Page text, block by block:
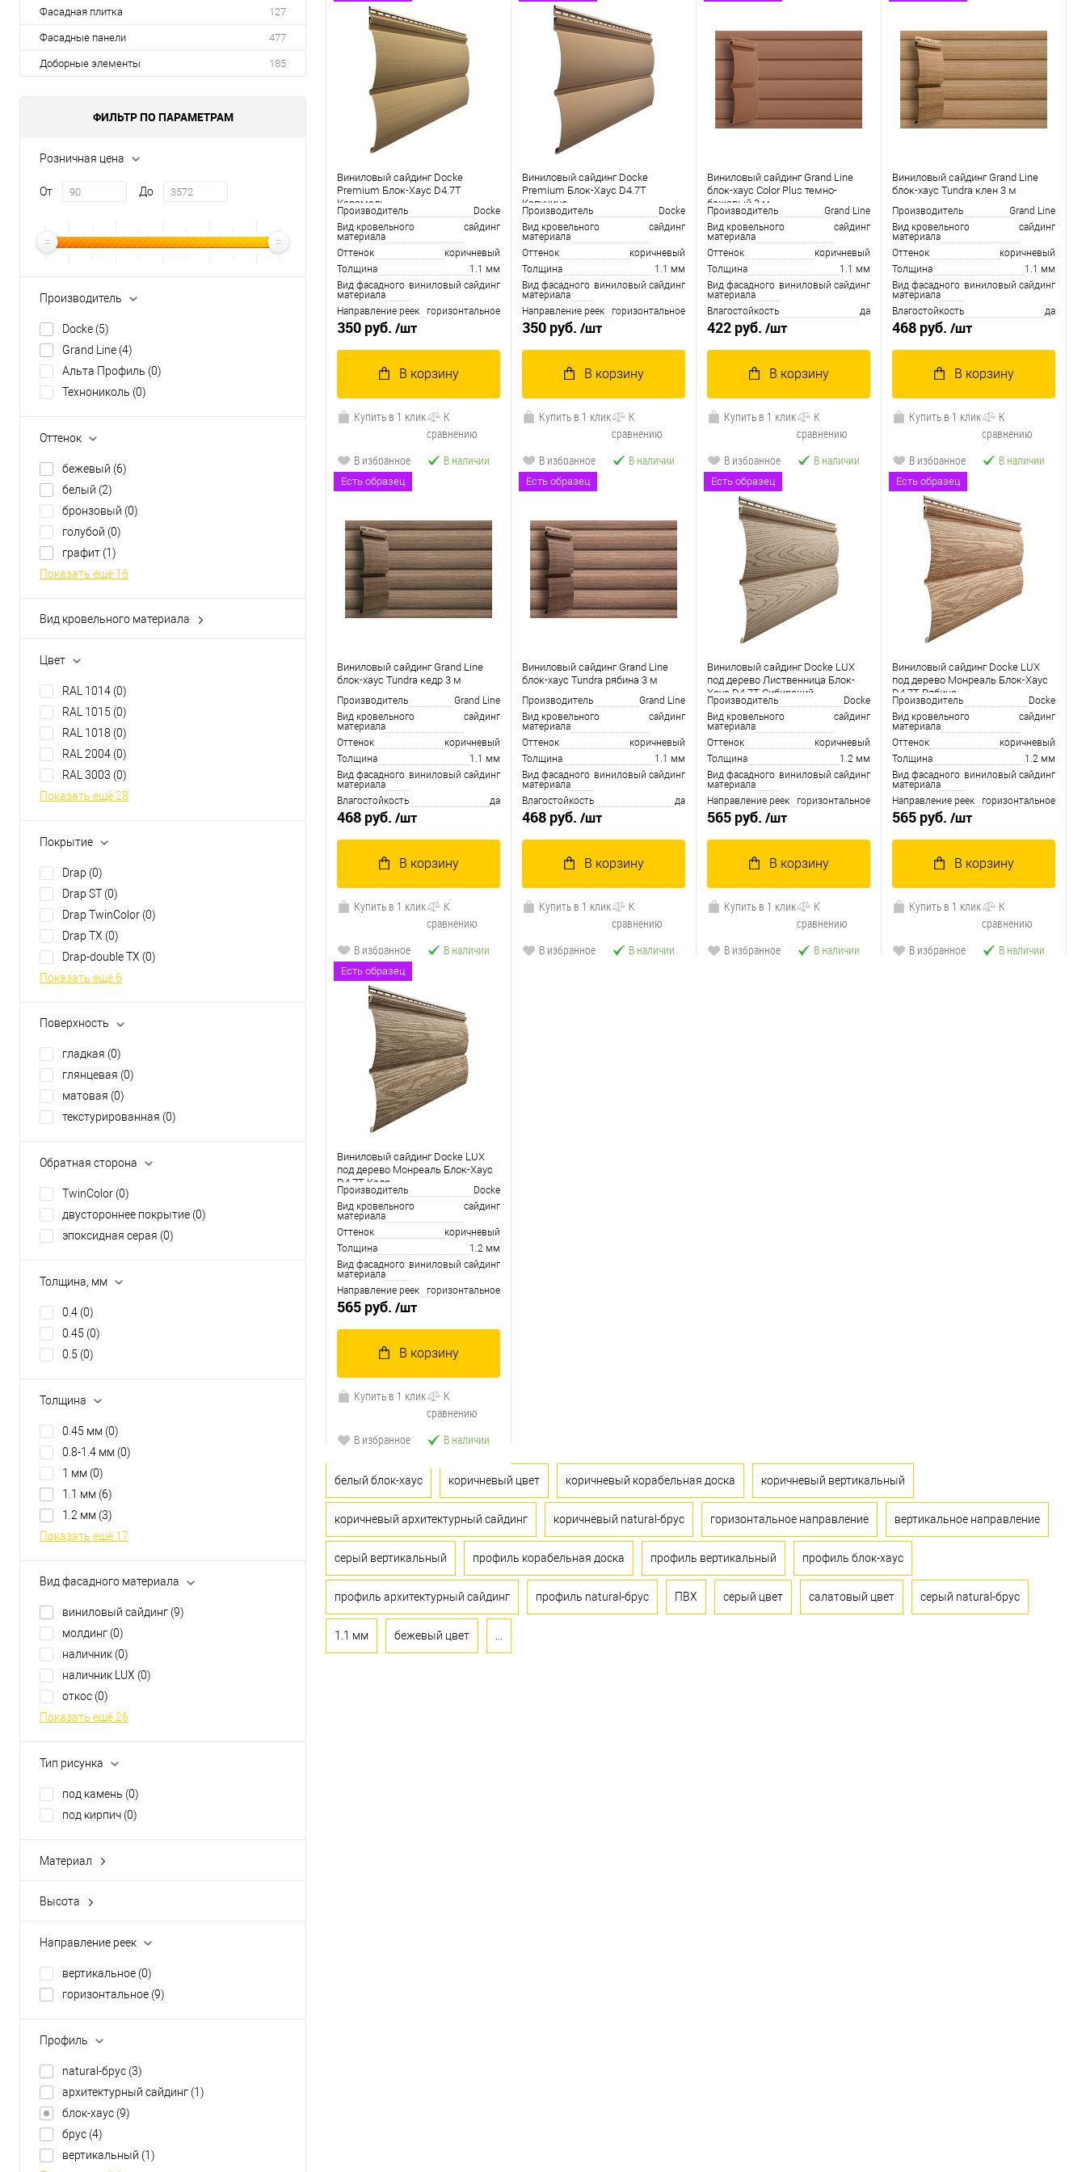
Фасадная плитка 127
Фасадные панели 477
Доборные элементы 185
ФИЛЬТР ПО ПАРАМЕТРАМ
Розничная цена
От До
Производитель
Docke (5)
Grand Line (4)
Альта Профиль (0)
Технониколь (0)
Оттенок
бежевый (6)
белый (2)
бронзовый (0)
голубой (0)
графит (1)
Показать ещё 16
Вид кровельного материала
H-профиль(0)
j-профиль
J-фаска (0)
молдинг (0)
Показать ещё 20
Цвет
RAL 1014 (0)
RAL 1015 (0)
RAL 1018 (0)
RAL 2004 (0)
RAL 3003 (0)
Показать ещё 28
Покрытие
Drap (0)
Drap ST (0)
Drap TwinColor (0)
Drap TX (0)
Drap-double TX (0)
Показать ещё 6
Поверхность
гладкая (0)
глянцевая (0)
матовая (0)
текстурированная (0)
Обратная сторона
TwinColor (0)
двустороннее покрытие (0)
эпоксидная серая (0)
Толщина, мм
0.4 (0)
0.45 (0)
0.5 (0)
Толщина
0.45 мм (0)
0.8-1.4 мм (0)
1 мм (0)
1.1 мм (6)
1.2 мм (3)
Показать ещё 17
Вид фасадного материала
виниловый сайдинг (9)
молдинг (0)
наличник (0)
наличник LUX (0)
откос (0)
Показать ещё 26
Тип рисунка
под камень (0)
под кирпич (0)
Материал
базальт
полипропилен(0)
сталь (0)
Высота
100 мм(0)
20 мм (0)
410 мм(0)
412 мм (0)
Показать ещё 5
Направление реек
вертикальное (0)
горизонтальное (9)
Профиль
natural-брус (3)
архитектурный сайдинг (1)
блок-хаус (9)
брус (4)
вертикальный (1)
Виниловый сайдинг Docke
Premium Блок-Хаус D4.7T
Карамель
Производитель
Docke
Вид кровельного
материала
сайдинг
Оттенок
коричневый
Толщина
1.1 мм
Вид фасадного
материала
виниловый сайдинг
Направление реек горизонтальное
350 руб. /шт
В корзину
Купить в 1 клик
К
сравнению
В избранное
В наличии
Виниловый сайдинг Docke
Premium Блок-Хаус D4.7T
Капучино
Производитель
Docke
Вид кровельного
материала
сайдинг
Оттенок
коричневый
Толщина
1.1 мм
Вид фасадного
материала
виниловый сайдинг
Направление реек горизонтальное
350 руб. /шт
В корзину
Купить в 1 клик
К
сравнению
В избранное
В наличии
Виниловый сайдинг Grand Line
блок-хаус Color Plus темно-
бежевый 3 м
Производитель
Grand Line
Вид кровельного
материала
сайдинг
Оттенок
коричневый
Толщина
1.1 мм
Вид фасадного
материала
виниловый сайдинг
Влагостойкость да
422 руб. /шт
В корзину
Купить в 1 клик
К
сравнению
В избранное
В наличии
Виниловый сайдинг Grand Line
блок-хаус Tundra клен 3 м
Производитель
Grand Line
Вид кровельного
материала
сайдинг
Оттенок
коричневый
Толщина
1.1 мм
Вид фасадного
материала
виниловый сайдинг
Влагостойкость да
468 руб. /шт
В корзину
Купить в 1 клик
К
сравнению
В избранное
В наличии
Есть образец
Виниловый сайдинг Grand Line
блок-хаус Tundra кедр 3 м
Производитель
Grand Line
Вид кровельного
материала
сайдинг
Оттенок
коричневый
Толщина
1.1 мм
Вид фасадного
материала
виниловый сайдинг
Влагостойкость да
468 руб. /шт
В корзину
Купить в 1 клик
К
сравнению
В избранное
В наличии
Есть образец
Виниловый сайдинг Grand Line
блок-хаус Tundra рябина 3 м
Производитель
Grand Line
Вид кровельного
материала
сайдинг
Оттенок
коричневый
Толщина
1.1 мм
Вид фасадного
материала
виниловый сайдинг
Влагостойкость да
468 руб. /шт
В корзину
Купить в 1 клик
К
сравнению
В избранное
В наличии
Есть образец
Виниловый сайдинг Docke LUX
под дерево Лиственница Блок-
Хаус D4.7T Сибирский
Производитель
Docke
Вид кровельного
материала
сайдинг
Оттенок
коричневый
Толщина
1.2 мм
Вид фасадного
материала
виниловый сайдинг
Направление реек горизонтальное
565 руб. /шт
В корзину
Купить в 1 клик
К
сравнению
В избранное
В наличии
Есть образец
Виниловый сайдинг Docke LUX
под дерево Монреаль Блок-Хаус
D4.7T Рябина
Производитель
Docke
Вид кровельного
материала
сайдинг
Оттенок
коричневый
Толщина
1.2 мм
Вид фасадного
материала
виниловый сайдинг
Направление реек горизонтальное
565 руб. /шт
В корзину
Купить в 1 клик
К
сравнению
В избранное
В наличии
Есть образец
Виниловый сайдинг Docke LUX
под дерево Монреаль Блок-Хаус
D4.7T Кедр
Производитель
Docke
Вид кровельного
материала
сайдинг
Оттенок
коричневый
Толщина
1.2 мм
Вид фасадного
материала
виниловый сайдинг
Направление реек горизонтальное
565 руб. /шт
В корзину
Купить в 1 клик
К
сравнению
В избранное
В наличии
белый блок-хаус коричневый цвет коричневый корабельная доска коричневый вертикальный
коричневый архитектурный сайдинг коричневый natural-брус горизонтальное направление вертикальное направление
серый вертикальный профиль корабельная доска профиль вертикальный профиль блок-хаус
профиль архитектурный сайдинг профиль natural-брус ПВХ серый цвет салатовый цвет серый natural-брус
1.1 мм бежевый цвет ...